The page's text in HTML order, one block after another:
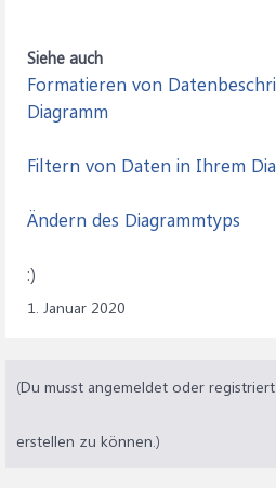
Siehe auch
Formatieren von
Diagramm
Filtern von Daten in Ihrem
Ändern des Diagrammtyps
:)
1. Januar 2020
(Du musst angemeldet oder
erstellen zu können.)